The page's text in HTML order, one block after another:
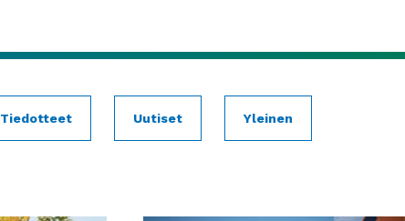
Tiedotteet Uutiset Yleinen